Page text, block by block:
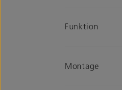
Funktion
Montage